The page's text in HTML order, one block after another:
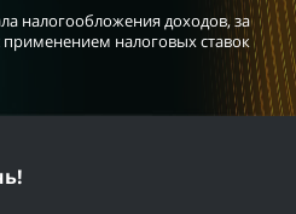
налогообложения доходов, за
налоговых ставок